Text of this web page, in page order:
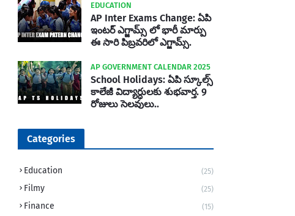
EDUCATION
AP Inter Exams Change: ఏపి
ఇంటర్ ఎగ్జామ్స్ లో భారీ మార్పు
ఈ సారి పిబ్రవరిలో ఎగ్జామ్స్.
AP GOVERNMENT CALENDAR 2025
School Holidays: ఏపి స్కూల్స్
కాలేజీ విద్యార్ధులకు శుభవార్త. 9
రోజులు సెలవులు..
Categories
Education (25)
Filmy (25)
Finance (15)